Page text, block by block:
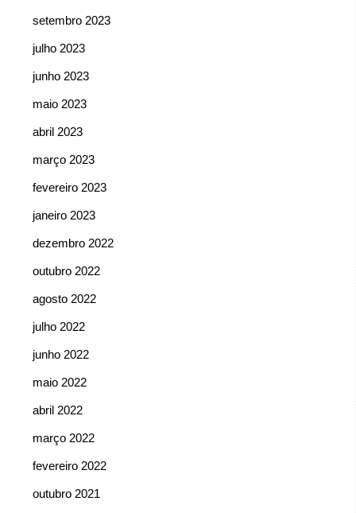
setembro 2023
julho 2023
junho 2023
maio 2023
abril 2023
março 2023
fevereiro 2023
janeiro 2023
dezembro 2022
outubro 2022
agosto 2022
julho 2022
junho 2022
maio 2022
abril 2022
março 2022
fevereiro 2022
outubro 2021